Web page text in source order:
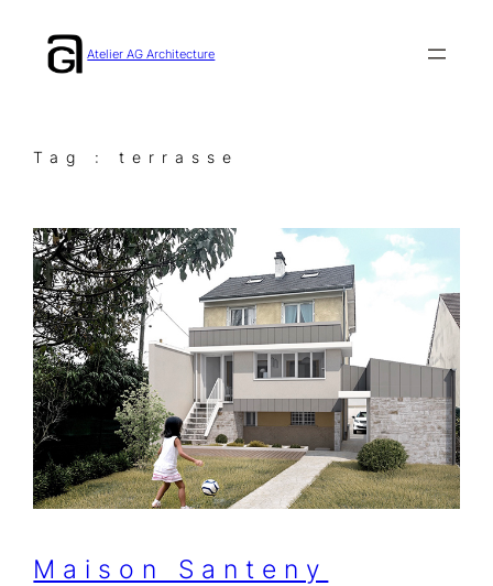
contenu
Atelier AG Architecture
Tag :terrasse
Maison Santeny